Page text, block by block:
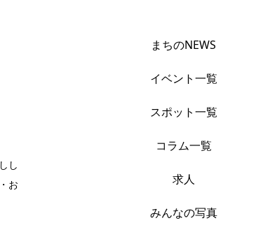
し
お
まちのNEWS
イベント一覧
スポット一覧
コラム一覧
求人
みんなの写真